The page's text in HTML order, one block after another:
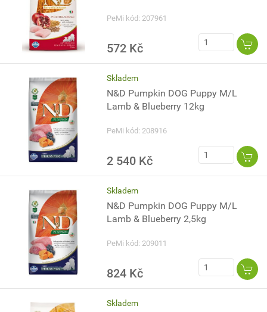
PeMi kód: 207961
572 Kč
Skladem
N&D Pumpkin DOG Puppy M/L
Lamb & Blueberry 12kg
PeMi kód: 208916
2 540 Kč
Skladem
N&D Pumpkin DOG Puppy M/L
Lamb & Blueberry 2,5kg
PeMi kód: 209011
824 Kč
Skladem